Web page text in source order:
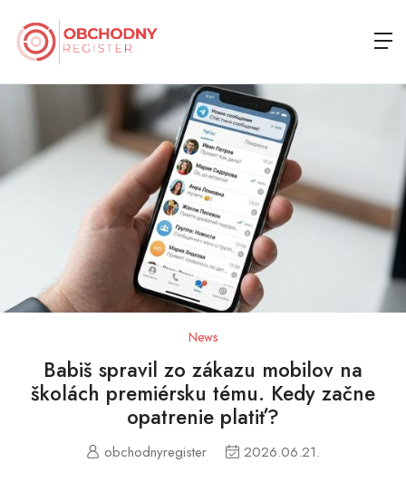
News
Babiš spravil zo zákazu mobilov na
školách premiérsku tému. Kedy začne
opatrenie platiť?
obchodnyregister 2026.06.21.